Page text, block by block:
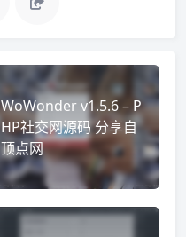
WoWonder v1.5.6 – P
HP社交网源码 分享自
顶点网